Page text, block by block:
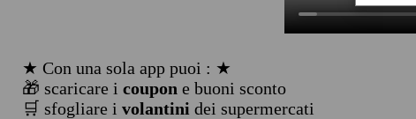
★ Con una sola app puoi : ★
🎁 scaricare i coupon e buoni sconto
🛒 sfogliare i volantini dei supermercati